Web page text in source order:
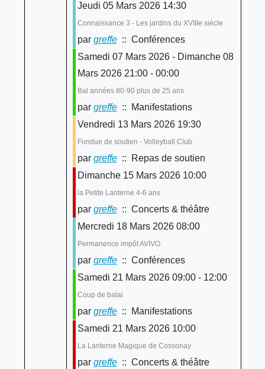
Jeudi 05 Mars 2026 14:30
Connaissance 3 - Les jardins du XVIIIe siècle
par greffe:: Conférences
Samedi 07 Mars 2026 - Dimanche 08
Mars 2026 21:00 - 00:00
Bal années 80-90 plus de 25 ans
par greffe:: Manifestations
Vendredi 13 Mars 2026 19:30
Fondue de soutien - Volleyball Club
par greffe:: Repas de soutien
Dimanche 15 Mars 2026 10:00
la Petite Lanterne 4-6 ans
par greffe:: Concerts & théâtre
Mercredi 18 Mars 2026 08:00
Permanence impôt AVIVO
par greffe:: Conférences
Samedi 21 Mars 2026 09:00 - 12:00
Coup de balai
par greffe:: Manifestations
Samedi 21 Mars 2026 10:00
La Lanterne Magique de Cossonay
par greffe:: Concerts & théâtre